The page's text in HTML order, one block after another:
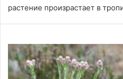
растение произрастает в